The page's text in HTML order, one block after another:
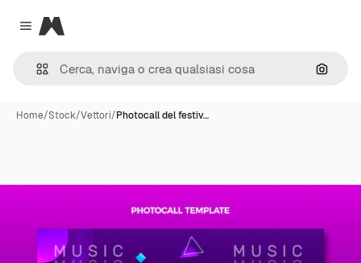
Close menu
Magnific
Cerca
Home/Stock/Vettori/Photocall del festiv…